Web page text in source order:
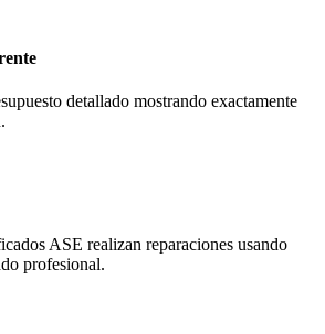
detallado mostrando exactamente
ASE realizan reparaciones usando
profesional.